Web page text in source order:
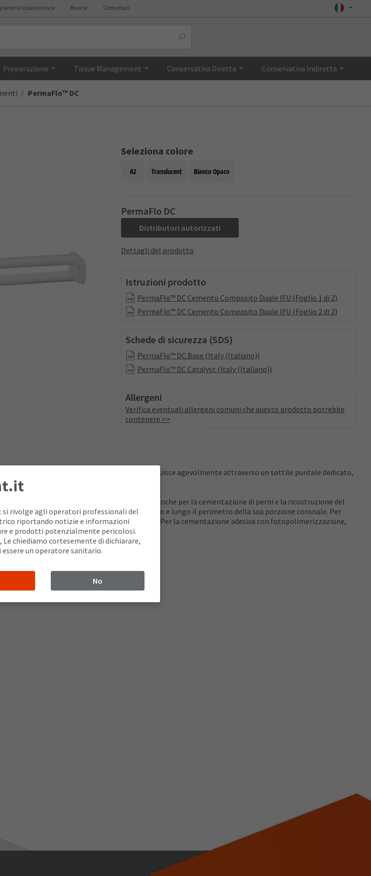
Opalescence Risorse Contattaci
Preparazione Tissue Management Conservativa Diretta Conservativa Indiretta
PermaFlo™ DC
Seleziona colore
A2 Translucent Bianco Opaco
PermaFlo DC
Distributori autorizzati
Dettagli del prodotto
Istruzioni prodotto
PermaFlo™ DC Cemento Composito Duale IFU (Foglio 1 di 2)
PermaFlo™ DC Cemento Composito Duale IFU (Foglio 2 di 2)
Schede di sicurezza (SDS)
PermaFlo™ DC Base (Italy (Italiano))
PermaFlo™ DC Catalyst (Italy (Italiano))
Allergeni
Verifica eventuali allergeni comuni che questo prodotto potrebbe
contenere >>
con particelle piccole (il 10% in peso) che fluisce agevolmente attraverso un sottile puntale dedicato,
basso: solo 9 μm.
opache o trasparenti, ecc. È indicato anche per la cementazione di perni e la ricostruzione del
all’interno dello spazio per il perno e lungo il perimetro della sua porzione coronale. Per
un breve spot di fotopolimerizzazione. Per la cementazione adesiva con fotopolimerizzazione,
e cementazione
rivolge agli operatori professionali del
riportando notizie e informazioni
e prodotti potenzialmente pericolosi.
chiediamo cortesemente di dichiarare,
essere un operatore sanitario.
No